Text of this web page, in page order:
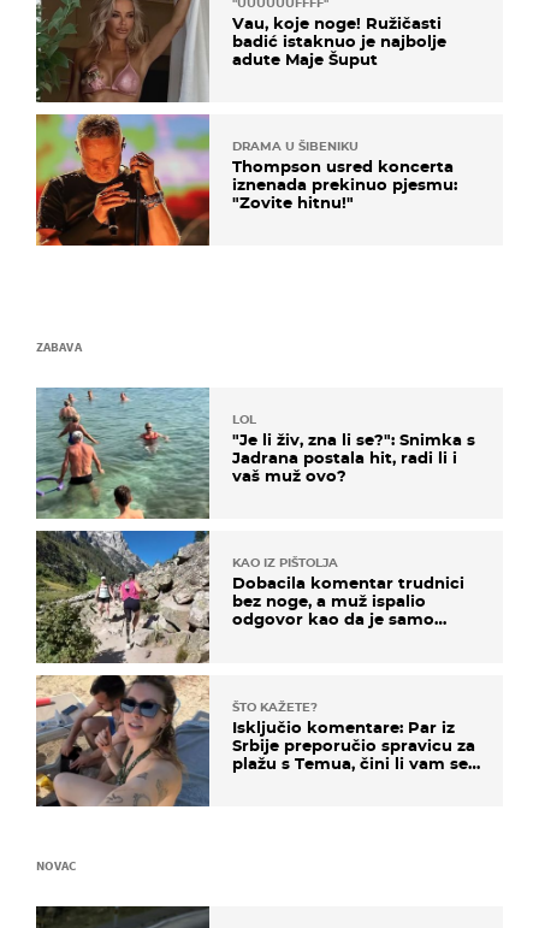
Vau, koje noge! Ružičasti
badić istaknuo je najbolje
adute Maje Šuput
DRAMA U ŠIBENIKU
Thompson usred koncerta
iznenada prekinuo pjesmu:
"Zovite hitnu!"
ZABAVA
LOL
"Je li živ, zna li se?": Snimka s
Jadrana postala hit, radi li i
vaš muž ovo?
KAO IZ PIŠTOLJA
Dobacila komentar trudnici
bez noge, a muž ispalio
odgovor kao da je samo
ŠTO KAŽETE?
Isključio komentare: Par iz
Srbije preporučio spravicu za
plažu s Temua, čini li vam se
NOVAC